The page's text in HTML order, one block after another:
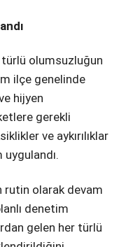
türlü olumsuzluğun
ilçe genelinde
hijyen
gerekli
ve aykırılıklar
rutin olarak devam
denetim
gelen her türlü